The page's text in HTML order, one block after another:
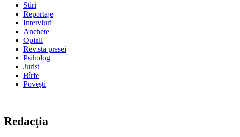
Stiri
Reportaje
Interviuri
Anchete
Opinii
Revista presei
Psiholog
Jurist
Bîrfe
Poveşti
Redacţia